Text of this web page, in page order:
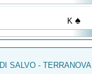
K ♠
DI SALVO - TERRANOVA